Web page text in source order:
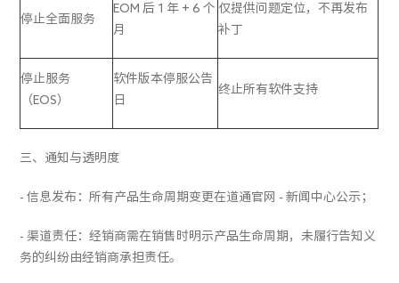
停止全面服务
EOM 后 1 年 + 6 个
月
仅提供问题定位，不再发布
补丁
停止服务
（EOS）
软件版本停服公告
日
终止所有软件支持
三、通知与透明度
- 信息发布：所有产品生命周期变更在道通官网 - 新闻中心公示；
- 渠道责任：经销商需在销售时明示产品生命周期，未履行告知义
务的纠纷由经销商承担责任。